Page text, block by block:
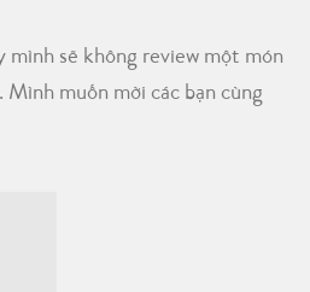
mình sẽ không review một món
muốn mời các bạn cùng